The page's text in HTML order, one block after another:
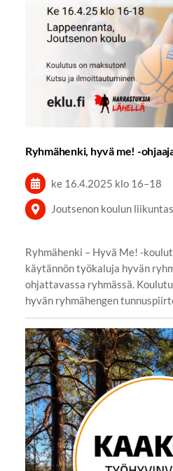
Ryhmähenki, hyvä me! -
ke 16.4.2025 klo 16–18
Joutsenon koulun
Ryhmähenki – Hyvä Me! -
käytännön työkaluja hyvän
ohjattavassa ryhmässä.
hyvän ryhmähengen